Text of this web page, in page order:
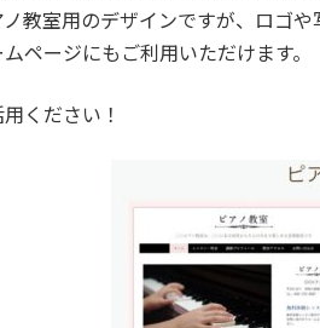
ノ教室用のデザインですが、ロゴ
ムページにもご利用いただけます。
用ください！